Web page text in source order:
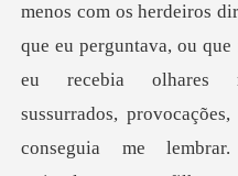
menos com os herdeiros
que eu perguntava, ou